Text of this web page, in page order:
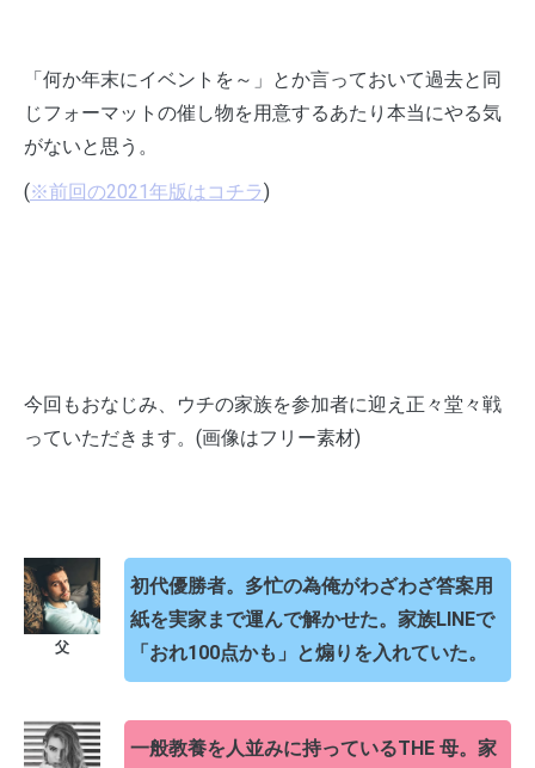
「何か年末にイベントを～」とか言っておいて過去と同
じフォーマットの催し物を用意するあたり本当にやる気
がないと思う。
(※前回の2021年版はコチラ)
今回もおなじみ、ウチの家族を参加者に迎え正々堂々戦
っていただきます。(画像はフリー素材)
初代優勝者。多忙の為俺がわざわざ答案用
紙を実家まで運んで解かせた。家族LINEで
「おれ100点かも」と煽りを入れていた。
一般教養を人並みに持っているTHE 母。家